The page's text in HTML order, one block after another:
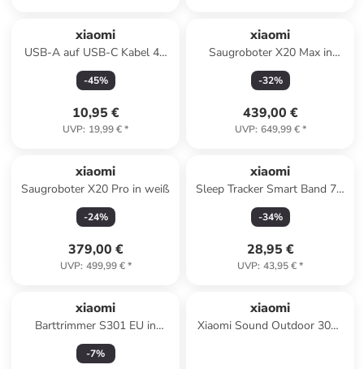
xiaomi
USB-A auf USB-C Kabel 4A
1m
-45%
10,95 €
UVP: 19,99 €*
xiaomi
Saugroboter X20 Max in
schwarz
-32%
439,00 €
UVP: 649,99 €*
xiaomi
Saugroboter X20 Pro in weiß
-24%
379,00 €
UVP: 499,99 €*
xiaomi
Sleep Tracker Smart Band 7 -
Schlaf-, Herz &
Pulsüberwachung in Orange
-34%
28,95 €
UVP: 43,95 €*
xiaomi
Barttrimmer S301 EU in
schwarz
-7%
xiaomi
Xiaomi Sound Outdoor 30W